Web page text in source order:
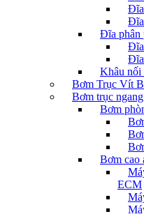
Đĩa
Đĩa phân
Đĩa
Khâu nối
Bơm Trục Vít
Bơm trục
Bơm
Bơm cao
ECM